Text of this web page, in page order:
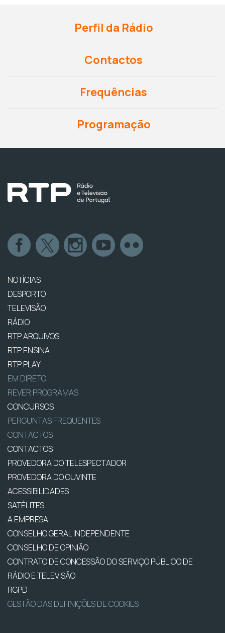
Perfil da Rádio
Contactos
Frequências
Programação
NOTÍCIAS
DESPORTO
TELEVISÃO
RÁDIO
RTP ARQUIVOS
RTP ENSINA
RTP PLAY
EM DIRETO
REVER PROGRAMAS
CONCURSOS
PERGUNTAS FREQUENTES
CONTACTOS
CONTACTOS
PROVEDORA DO TELESPECTADOR
PROVEDORA DO OUVINTE
ACESSIBILIDADES
SATÉLITES
A EMPRESA
CONSELHO GERAL INDEPENDENTE
CONSELHO DE OPINIÃO
CONTRATO DE CONCESSÃO DO SERVIÇO PÚBLICO DE
RÁDIO E TELEVISÃO
RGPD
GESTÃO DAS DEFINIÇÕES DE COOKIES